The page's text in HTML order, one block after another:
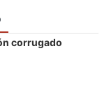
corrugado